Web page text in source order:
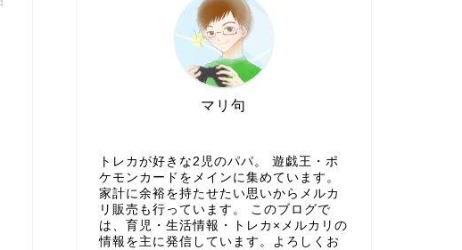
マリ句
トレカが好きな2児のパパ。 遊戯王・ポ
ケモンカードをメインに集めています。
家計に余裕を持たせたい思いからメルカ
リ販売も行っています。 このブログで
は、育児・生活情報・トレカ×メルカリの
情報を主に発信しています。よろしくお